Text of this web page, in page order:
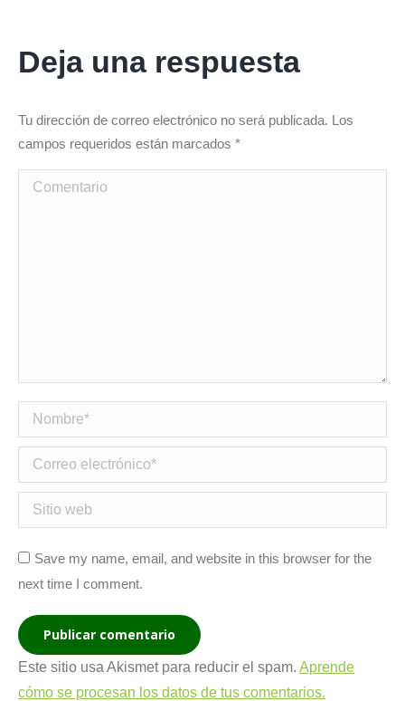
Deja una respuesta
Tu dirección de correo electrónico no será publicada. Los
campos requeridos están marcados *
Comentario
Nombre *
Correo electrónico *
Sitio web
Save my name, email, and website in this browser for the
next time I comment.
Publicar comentario
Este sitio usa Akismet para reducir el spam. Aprende
cómo se procesan los datos de tus comentarios.